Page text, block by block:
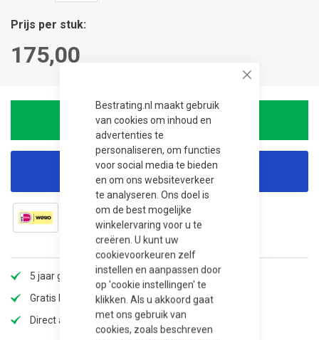
Bestrating.nl maakt gebruik
van cookies om inhoud en
advertenties te
personaliseren, om functies
voor social media te bieden
en om ons websiteverkeer
te analyseren. Ons doel is
om de best mogelijke
winkelervaring voor u te
creëren. U kunt uw
cookievoorkeuren zelf
instellen en aanpassen door
op 'cookie instellingen' te
klikken. Als u akkoord gaat
met ons gebruik van
cookies, zoals beschreven
Prijs per stuk
175,00
In winkelwagen
Korting aanvragen
5 jaar garantie
Gratis bezorging
Direct afhalen in onze winkel (op voorraad)